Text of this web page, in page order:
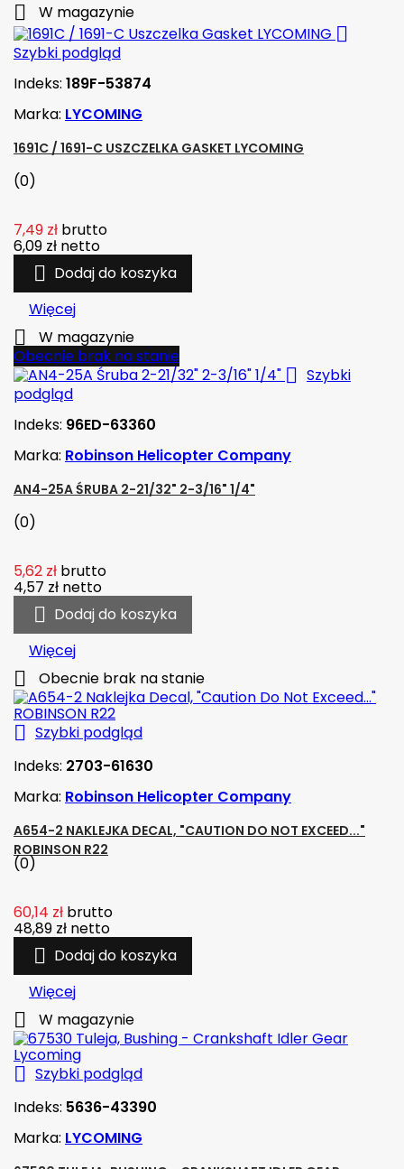
 W magazynie

Szybki podgląd
Indeks: 189F-53874
Marka: LYCOMING
1691C / 1691-C USZCZELKA GASKET LYCOMING
(0)
7,49 zł brutto
6,09 zł netto
 Dodaj do koszyka
Więcej

W magazynie
Obecnie brak na stanie
 Szybki
podgląd
Indeks: 96ED-63360
Marka: Robinson Helicopter Company
AN4-25A ŚRUBA 2-21/32" 2-3/16" 1/4"
(0)
5,62 zł brutto
4,57 zł netto
 Dodaj do koszyka
Więcej
 Obecnie brak na stanie
 Szybki podgląd
Indeks: 2703-61630
Marka: Robinson Helicopter Company
A654-2 NAKLEJKA DECAL, "CAUTION DO NOT EXCEED..."
ROBINSON R22
(0)
60,14 zł brutto
48,89 zł netto
 Dodaj do koszyka
Więcej
 W magazynie
 Szybki podgląd
Indeks: 5636-43390
Marka: LYCOMING